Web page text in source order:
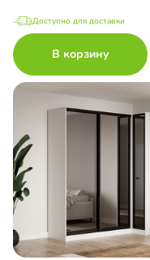
Доступно для доставки
В корзину